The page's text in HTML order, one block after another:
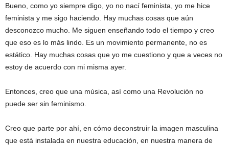
Bueno, como yo siempre digo, yo no nací feminista, yo me hice
feminista y me sigo haciendo. Hay muchas cosas que aún
desconozco mucho. Me siguen enseñando todo el tiempo y creo
que eso es lo más lindo. Es un movimiento permanente, no es
estático. Hay muchas cosas que yo me cuestiono y que a veces no
estoy de acuerdo con mi misma ayer.
Entonces, creo que una música, así como una Revolución no
puede ser sin feminismo.
Creo que parte por ahí, en cómo deconstruir la imagen masculina
que está instalada en nuestra educación, en nuestra manera de